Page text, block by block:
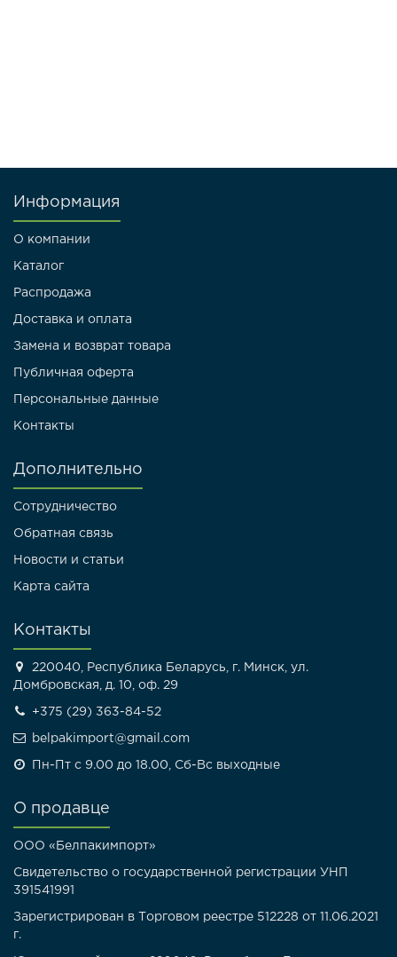
Информация
О компании
Каталог
Распродажа
Доставка и оплата
Замена и возврат товара
Публичная оферта
Персональные данные
Контакты
Дополнительно
Сотрудничество
Обратная связь
Новости и статьи
Карта сайта
Контакты
220040, Республика Беларусь, г. Минск, ул.
Домбровская, д. 10, оф. 29
+375 (29) 363-84-52
belpakimport@gmail.com
Пн-Пт с 9.00 до 18.00, Сб-Вс выходные
О продавце
ООО «Белпакимпорт»
Свидетельство о государственной регистрации УНП
391541991
Зарегистрирован в Торговом реестре 512228 от 11.06.2021
г.